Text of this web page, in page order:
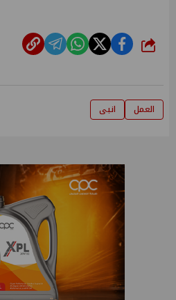
شارك
العمل انبى